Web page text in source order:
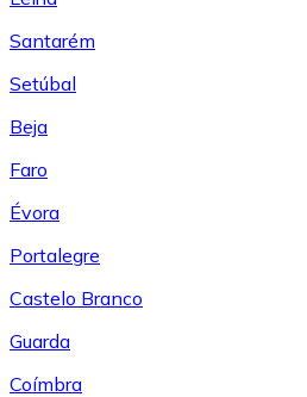
Santarém
Setúbal
Beja
Faro
Évora
Portalegre
Castelo Branco
Guarda
Coímbra